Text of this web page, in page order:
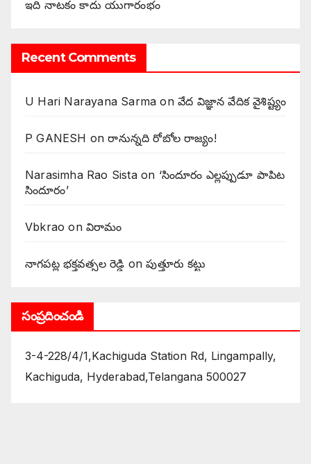
ఇది నాటకం కాదు యుగారంభం
Recent Comments
U Hari Narayana Sarma onవేద విజ్ఞాన వేదిక వైశిష్ట్యం
P GANESH on‌రానున్నది రోబోల రాజ్యం!
Narasimha Rao Sistaon ‘సిందూరం ఎల్లప్పుడూ పాపిట
సిందూరం’
Vbkrao onవిరామం
నాగపట్ల భక్తవత్సల రెడ్డి onపుత్తూరు కట్టు
సంప్రదించండి
3-4-228/4/1,Kachiguda Station Rd, Lingampally,
Kachiguda, Hyderabad,Telangana 500027